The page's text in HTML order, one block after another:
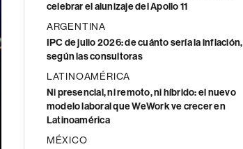
celebrar el alunizaje del Apollo 11
ARGENTINA
IPC de julio 2026: de cuánto sería la inflación,
según las consultoras
LATINOAMÉRICA
Ni presencial, ni remoto, ni híbrido: el nuevo
modelo laboral que WeWork ve crecer en
Latinoamérica
MÉXICO